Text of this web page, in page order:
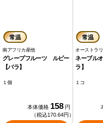
常温
南アフリカ産他
グレープフルーツ ルビー
【バラ】
１個
本体価格 158 円
（税込170.64円）
常温
オーストラ
ネーブル
ラ】
１コ